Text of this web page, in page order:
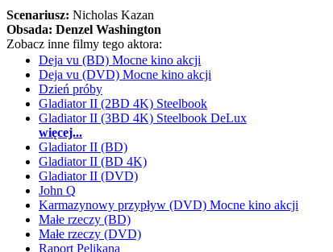
Scenariusz: Nicholas Kazan
Obsada: Denzel Washington
Zobacz inne filmy tego aktora:
Deja vu (BD) Mocne kino akcji
Deja vu (DVD) Mocne kino akcji
Dzień próby
Gladiator II (2BD 4K) Steelbook
Gladiator II (3BD 4K) Steelbook DeLux
więcej...
Gladiator II (BD)
Gladiator II (BD 4K)
Gladiator II (DVD)
John Q
Karmazynowy przypływ (DVD) Mocne kino akcji
Małe rzeczy (BD)
Małe rzeczy (DVD)
Raport Pelikana